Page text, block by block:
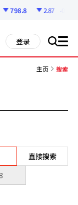
798.8 2.87 -0.36%
登录 搜 all
主页 搜索
直接搜索